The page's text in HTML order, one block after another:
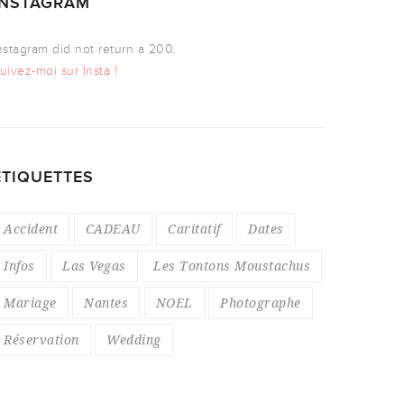
did not return a 200.
moi sur Insta !
Accident CADEAU Caritatif Dates
Infos Las Vegas Les Tontons Moustachus
Mariage Nantes NOEL Photographe
Réservation Wedding